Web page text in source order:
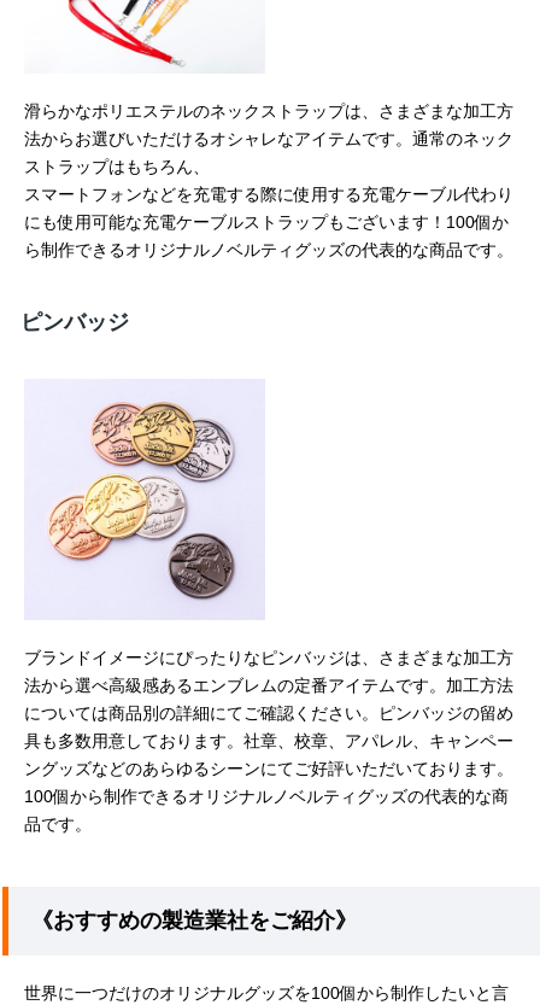
滑らかなポリエステルのネックストラップは、さまざまな加工方
法からお選びいただけるオシャレなアイテムです。通常のネック
ストラップはもちろん、
スマートフォンなどを充電する際に使用する充電ケーブル代わり
にも使用可能な充電ケーブルストラップもございます！100個か
ら制作できるオリジナルノベルティグッズの代表的な商品です。
ピンバッジ
ブランドイメージにぴったりなピンバッジは、さまざまな加工方
法から選べ高級感あるエンブレムの定番アイテムです。加工方法
については商品別の詳細にてご確認ください。ピンバッジの留め
具も多数用意しております。社章、校章、アパレル、キャンペー
ングッズなどのあらゆるシーンにてご好評いただいております。
100個から制作できるオリジナルノベルティグッズの代表的な商
品です。
《おすすめの製造業社をご紹介》
世界に一つだけのオリジナルグッズを100個から制作したいと言